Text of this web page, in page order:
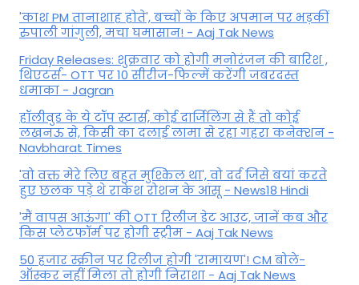
'काश PM तानाशाह होते', बच्चों के किए अपमान पर भड़कीं
रुपाली गांगुली, मचा घमासान! - Aaj Tak News
Friday Releases: शुक्रवार को होगी मनोरंजन की बारिश ,
थिएटर्स- OTT पर 10 सीरीज-फिल्में करेंगी जबरदस्त
धमाका - Jagran
हॉलीवुड के ये टॉप स्टार्स, कोई दार्जिलिंग से हैं तो कोई
लखनऊ से, किसी का दलाई लामा से रहा गहरा कनेक्शन -
Navbharat Times
'वो वक्त मेरे लिए बहुत मुश्किल था', वो दर्द जिसे बयां करते
हुए छलक पड़े थे राकेश रोशन के आंसू - News18 Hindi
'मैं वापस आऊंगा' की OTT रिलीज डेट आउट, जानें कब और
किस प्लेटफॉर्म पर होगी स्ट्रीम - Aaj Tak News
50 हजार स्क्रीन पर रिलीज होगी 'रामायण'! CM बोले-
ऑस्कर नहीं मिला तो होगी निराशा - Aaj Tak News